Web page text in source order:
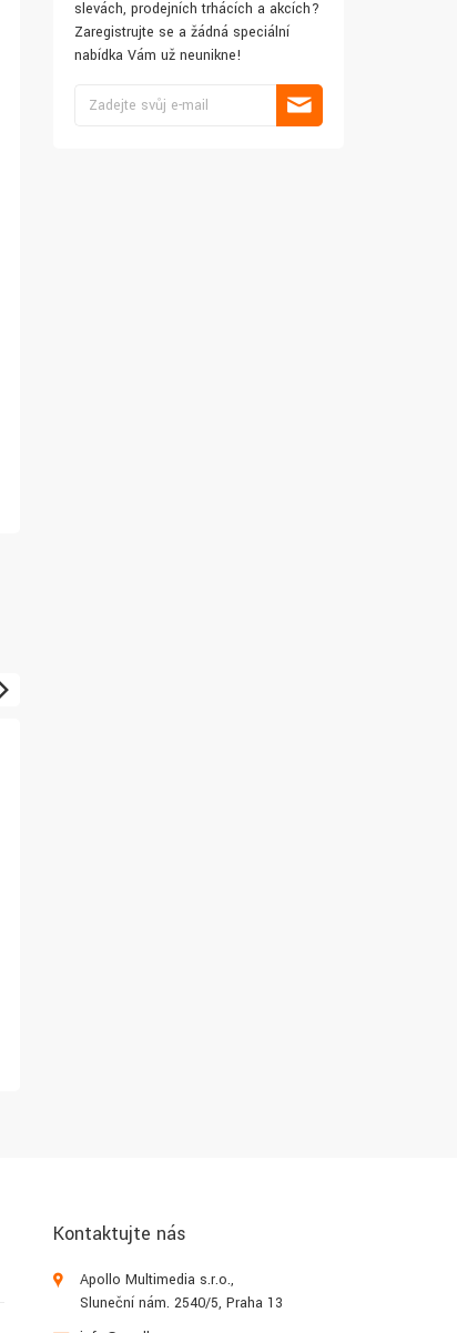
slevách, prodejních trhácích a akcích?
Zaregistrujte se a žádná speciální
nabídka Vám už neunikne!
Kontaktujte nás
Apollo Multimedia s.r.o.,
Sluneční nám. 2540/5, Praha 13